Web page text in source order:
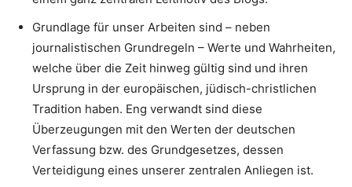
Grundlage für unser Arbeiten sind – neben
journalistischen Grundregeln – Werte und Wahrheiten,
welche über die Zeit hinweg gültig sind und ihren
Ursprung in der europäischen, jüdisch-christlichen
Tradition haben. Eng verwandt sind diese
Überzeugungen mit den Werten der deutschen
Verfassung bzw. des Grundgesetzes, dessen
Verteidigung eines unserer zentralen Anliegen ist.